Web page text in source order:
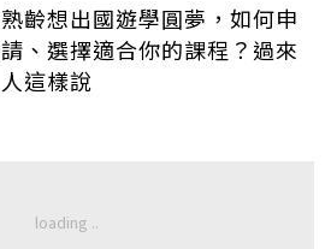
熟齡想出國遊學圓夢，如何申
請、選擇適合你的課程？過來
人這樣說